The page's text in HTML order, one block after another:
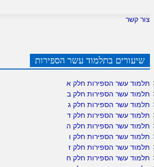
צור קשר
שיעורים בתלמוד עשר הספירות
תלמוד עשר הספירות חלק א
תלמוד עשר הספירות חלק ב
תלמוד עשר הספירות חלק ג
תלמוד עשר הספירות חלק ד
תלמוד עשר הספירות חלק ה
תלמוד עשר הספירות חלק ו
תלמוד עשר הספירות חלק ז
תלמוד עשר הספירות חלק ח